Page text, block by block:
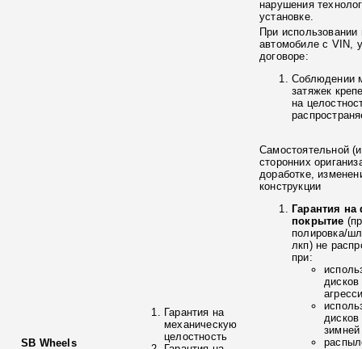
нарушения
установке.
SB Wheels
Гарантия на
механическую
целостность
При использовании
автомобиле с VIN,
договоре:
Соблюдении
затяжек
на
Самостоятельной
сторонних
доработке,
конструкции
Гарантия
покрытие
полировка/
лкп) не
при:
зимней